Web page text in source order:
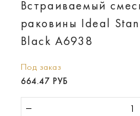
Встраиваемый
раковины Ideal
Black A6938
Под заказ
664.47 РУБ